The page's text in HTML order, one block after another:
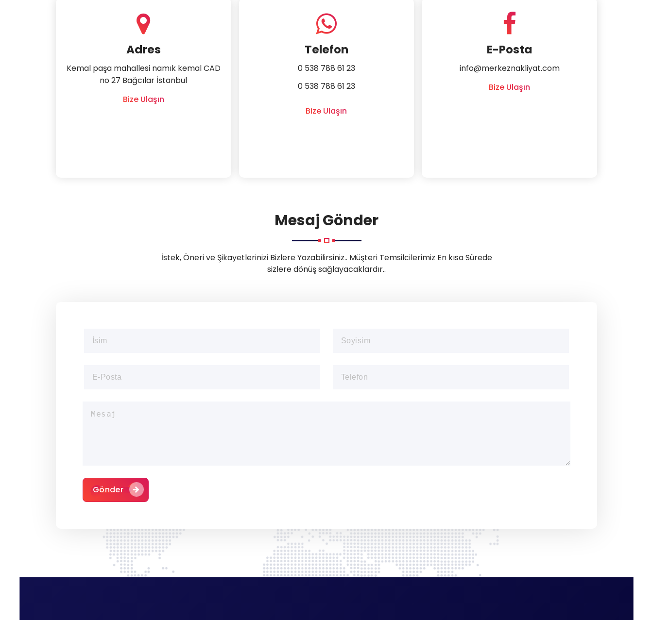
Adres
Kemal paşa mahallesi namık kemal CAD
no 27 Bağcılar İstanbul
Bize Ulaşın
Telefon
0 538 788 61 23
0 538 788 61 23
Bize Ulaşın
E-Posta
info@merkeznakliyat.com
Bize Ulaşın
Mesaj Gönder
İstek, Öneri ve Şikayetlerinizi Bizlere Yazabilirsiniz.. Müşteri Temsilcilerimiz En kısa Sürede
sizlere dönüş sağlayacaklardır..
Gönder